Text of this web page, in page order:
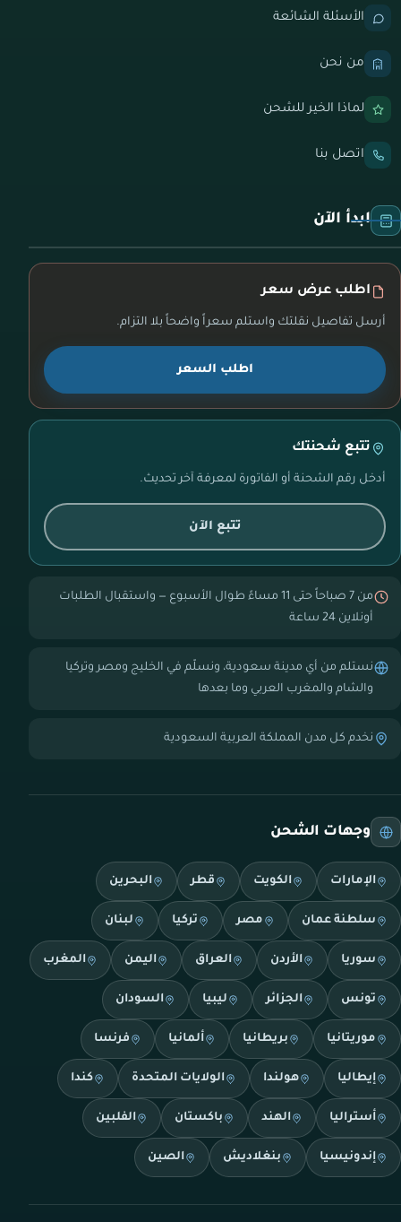
الأسئلة الشائعة
من نحن
لماذا الخير للشحن
اتصل بنا
ابدأ الآن
اطلب عرض سعر
أرسل تفاصيل نقلتك واستلم سعراً واضحاً بلا التزام.
اطلب السعر
تتبع شحنتك
أدخل رقم الشحنة أو الفاتورة لمعرفة آخر تحديث.
تتبع الآن
من 7 صباحاً حتى 11 مساءً طوال الأسبوع — واستقبال الطلبات
أونلاين 24 ساعة
نستلم من أي مدينة سعودية، ونسلّم في الخليج ومصر وتركيا
والشام والمغرب العربي وما بعدها
نخدم كل مدن المملكة العربية السعودية
وجهات الشحن
الإمارات الكويت قطر البحرين
سلطنة عمان مصر تركيا لبنان
سوريا الأردن العراق اليمن المغرب
تونس الجزائر ليبيا السودان
موريتانيا بريطانيا ألمانيا فرنسا
إيطاليا هولندا الولايات المتحدة كندا
أستراليا الهند باكستان الفلبين
إندونيسيا بنغلاديش الصين